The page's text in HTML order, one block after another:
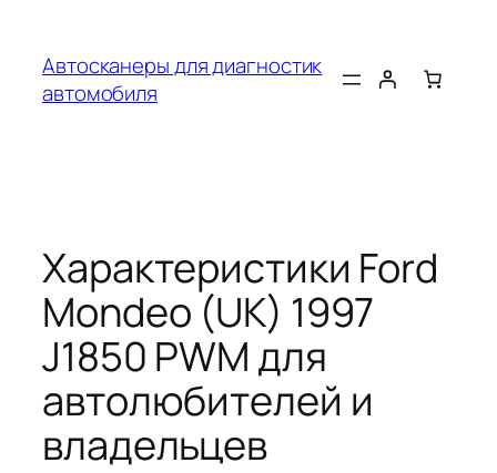
содержимому
Автосканеры для диагностик
автомобиля
Характеристики Ford
Mondeo (UK) 1997
J1850 PWM для
автолюбителей и
владельцев